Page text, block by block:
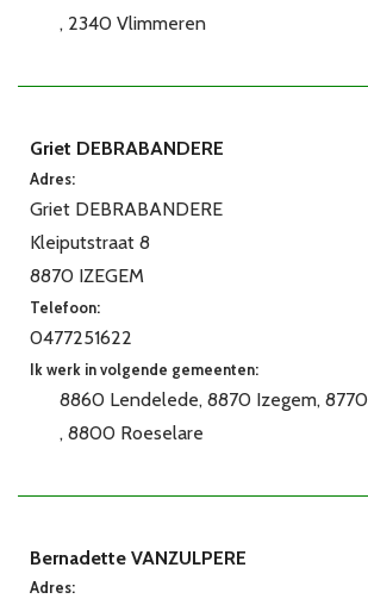
2340 Vlimmeren
Griet DEBRABANDERE
Adres:
Griet DEBRABANDERE
Kleiputstraat 8
8870 IZEGEM
Telefoon:
0477251622
Ik werk in volgende gemeenten:
8860 Lendelede 8870 Izegem
8800 Roeselare
Bernadette VANZULPERE
Adres: